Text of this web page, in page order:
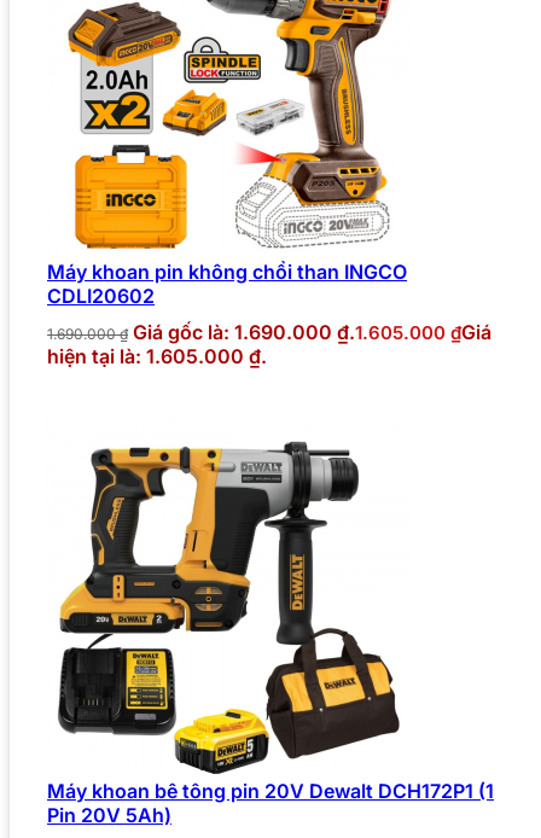
Máy khoan pin không chổi than INGCO
CDLI20602
1.690.000₫ Giá gốc là: 1.690.000 ₫.1.605.000 ₫Giá
hiện tại là: 1.605.000 ₫.
Máy khoan bê tông pin 20V Dewalt DCH172P1 (1
Pin 20V 5Ah)